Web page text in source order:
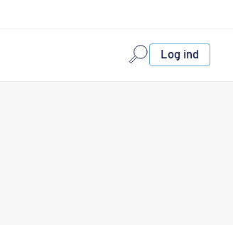
Log ind